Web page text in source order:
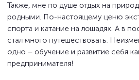
Также, мне по душе отдых на
родными. По-настоящему ценю
спорта и катание на лошадях. А в
стал много путешествовать.
одно – обучение и развитие себя
предпринимателя!